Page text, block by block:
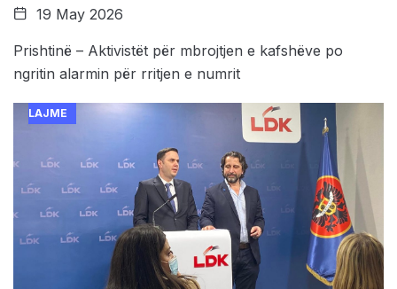
19 May 2026
Prishtinë – Aktivistët për mbrojtjen e kafshëve po
ngritin alarmin për rritjen e numrit
LAJME